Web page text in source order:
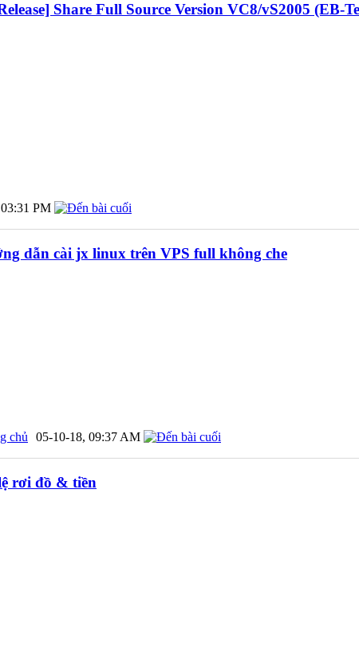
Share Full Source Version VC8/vS2005 (EB-
03:31 PM
dẫn cài jx linux trên VPS full không che
chủ 05-10-18, 09:37 AM
rơi đồ & tiền